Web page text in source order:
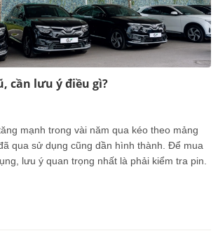
cần lưu ý điều gì?
mạnh trong vài năm qua kéo theo mảng
qua sử dụng cũng dần hình thành. Để mua
lưu ý quan trọng nhất là phải kiểm tra pin.